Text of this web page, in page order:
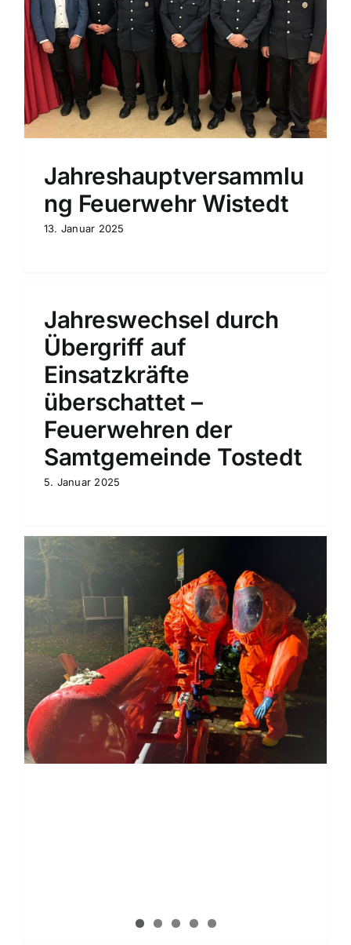
Jahreshauptversammlu
ng Feuerwehr Wistedt
13. Januar 2025
Jahreswechsel durch
Übergriff auf
Einsatzkräfte
überschattet –
Feuerwehren der
Samtgemeinde Tostedt
5. Januar 2025